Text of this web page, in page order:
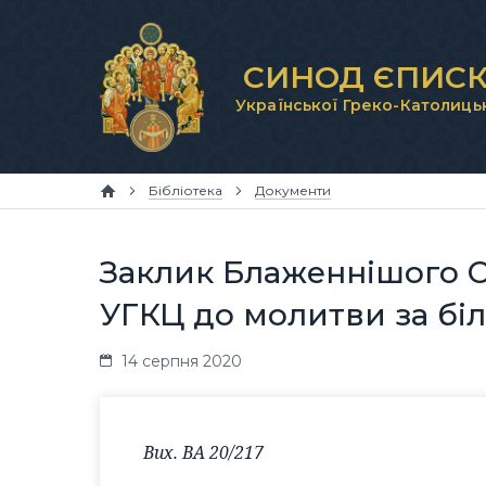
СИНОД
Української Греко-
Бібліотека Документи
Заклик Блаженнішого
УГКЦ до молитви за
14 серпня 2020
Вих. ВА 20/217